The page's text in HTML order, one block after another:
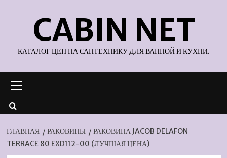
содержимомуCABIN NET
КАТАЛОГ ЦЕН НА САНТЕХНИКУ ДЛЯ ВАННОЙ И КУХНИ.
меню
ГЛАВНАЯ РАКОВИНЫ
РАКОВИНА JACOB DELAFON
TERRACE 80 EXD112-00 (ЛУЧШАЯ ЦЕНА)